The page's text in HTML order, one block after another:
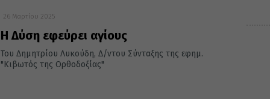
26 Μαρτίου 2025
Η Δύση εφεύρει αγίους
Του Δημητρίου Λυκούδη, Δ/ντου Σύνταξης της εφημ.
"Κιβωτός της Ορθοδοξίας"